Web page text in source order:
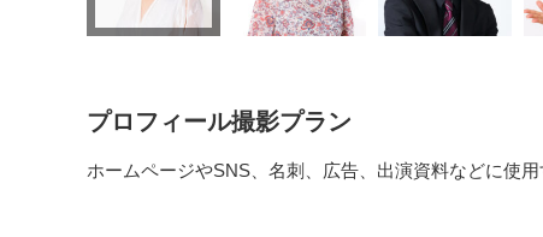
プロフィール撮影プラン
ホームページやSNS、名刺、広告、出演資料などに使